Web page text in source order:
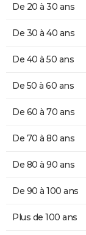
De 20 à 30 ans
De 30 à 40 ans
De 40 à 50 ans
De 50 à 60 ans
De 60 à 70 ans
De 70 à 80 ans
De 80 à 90 ans
De 90 à 100 ans
Plus de 100 ans